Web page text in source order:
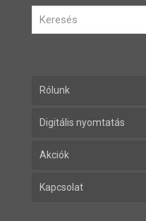
Rólunk
Digitális nyomtatás
Akciók
Kapcsolat